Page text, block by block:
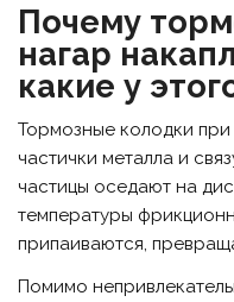
Почему
нагар
какие у
Тормозные колодки
частички металла и
частицы оседают на
температуры
припаиваются,
Помимо